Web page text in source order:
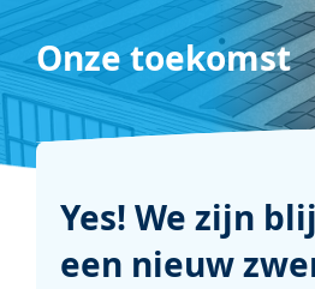
Onze toekomst
Yes! We zijn
een nieuw